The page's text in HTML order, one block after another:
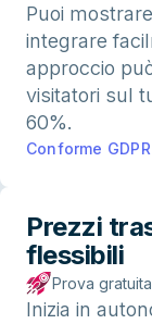
Puoi
integrare
approccio
visitatori sul
60%.
Conforme
Prezzi
flessibili
Prova
Inizia in